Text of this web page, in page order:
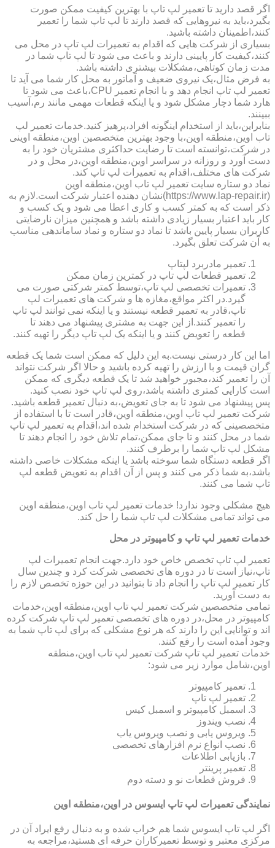
اگر قصد دارید تا تعمیر لپ تاپ با بهترین کیفیت ممکن صورت
بگیرد،باید به نیروهایی که قصد دارند تا لپ تاپ شما را تعمیر
کنند،اطمینان داشته باشید.
بسیاری از شرکت هایی که اقدام به تعمیرات لپ تاپ در محل می
کنند،کیفیت کار پایینی دارند و باعث می شود تا لپ تاپ شما در
مدت زمان کوتاهی،مشکلات بیشتری داشته باشد.
به فرض مثال،یک نیروی ضعیف و آماتور به محل کار شما می آید تا
تعمیر لپ تاپ انجام دهد و با انجام تعمیر CPU،باعث می شود تا
هارد شما دچار مشکل شود و یا اینکه قطعات مهمی مانند رم،آسیب
ببینند.
بنابراین،باید از استخدام اینگونه افراد،پرهیز کنید.خدمات تعمیر لپ
تاب اوین،منطقه اوین،با وجود بهترین متخصصین اوین،منطقه اوینی
در شرکت،توانسته است تا رضایت حداکثری مشتریان خود را به
دست آورد و روزانه در سراسر اوین،منطقه اوین،در محل و در
شرکت های مختلف،اقدام به تعمیرات لپ تاپ کند.
نماد دو ستاره سایت تعمیر لپ تاب اوین،منطقه اوین
(https://www.lap-repair.ir)نشان دهنده اعتبار شرکت است.لازم به
ذکر است که به کمتر کسب و کاری اعطا می شود و یک کسب و
کار باید اعتبار بسیار زیادی داشته باشد و همچنین میزان نارضایتی
کاربران بسیار پایین باشد تا نماد دو ستاره و نماد ساماندهی مناسب
به آن شرکت تعلق بگیرد.
تعمیر مادربرد لپتاپ
تعمیر قطعات لپ تاپ در کمترین زمان ممکن
تعمیرات تخصصی لپ تاپ،توسط کمتر شرکتی صورت می
گیرد.در اکثر مواقع،مغازه ها و شرکت های تعمیرات لپ
تاپ،قادر به تعمیر قطعه نیستند و یا اینکه نمی توانند لپ تاپ
را تعمیر کنند.از این جهت به مشتری پیشنهاد می دهند تا
قطعه را تعویض کنند و یا اینکه یک لپ تاپ دیگر را تهیه کنند.
اما این کار درستی نیست.به این دلیل که ممکن است شما یک قطعه
گران قیمت و با ارزش را تهیه کرده باشید و حالا اگر شرکت نتواند
آن را تعمیر کند،مجبور خواهید شد تا یک قطعه دیگری که ممکن
است کارایی کمتری داشته باشد،روی لپ تاپ خود نصب کنید.
پس پیشنهاد می شود تا به جای تعویض،به دنبال تعمیر قطعه باشید.
شرکت تعمیر لپ تاب اوین،منطقه اوین،قادر است تا با استفاده از
متخصصینی که در شرکت استخدام شده اند،اقدام به تعمیر لپ تاپ
شما در محل کنند و تا جای ممکن،تمام تلاش خود را انجام دهند تا
مشکل لپ تاپ شما را برطرف کنند.
اگر قطعه دستگاه شما سوخته باشد یا اینکه مشکلات خاصی داشته
باشد،به شما ذکر می کنند و پس از آن اقدام به تعویض قطعه لپ
تاپ شما می کنند.
هیچ مشکلی وجود ندارد! خدمات تعمیر لپ تاب اوین،منطقه اوین
می تواند تمامی مشکلات لپ تاپ شما را حل کند.
خدمات تعمیر لپ تاپ و کامپیوتر در محل
تعمیر لپ تاپ تخصص خاص خود دارد.جهت انجام تعمیرات لپ
تاپ،نیاز است تا در دوره های تخصصی شرکت کرد و چندین سال
کار تعمیر لپ تاپ را انجام داد تا بتوانید در این حوزه تخصص لازم را
به دست آورید.
تمامی متخصصین شرکت تعمیر لپ تاب اوین،منطقه اوین،خدمات
کامپیوتر در محل،در دوره های تخصصی تعمیر لپ تاپ شرکت کرده
اند و توانایی این را دارند که هر نوع مشکلی که برای لپ تاپ شما به
وجود آمده است را رفع کنند.
خدمات تعمیر لپ تاپ شرکت تعمیر لپ تاب اوین،منطقه
اوین،شامل موارد زیر می شود:
تعمیر کامپیوتر
تعمیر لپ تاپ
اسمبل کامپیوتر و اسمبل کیس
نصب ویندوز
ویروس یابی و نصب ویروس یاب
نصب انواع نرم افزارهای تخصصی
بازیابی اطلاعات
تعمیر پرینتر
فروش قطعات نو و دسته دوم
نمایندگی تعمیرات لپ تاپ ایسوس در اوین،منطقه اوین
اگر لپ تاپ ایسوس شما هم خراب شده و به دنبال رفع ایراد آن در
مرکزی معتبر و توسط تعمیرکاران حرفه ای هستید،مراجعه به